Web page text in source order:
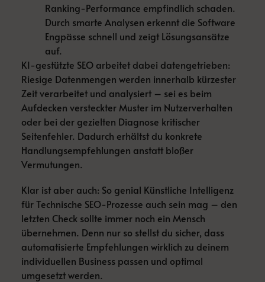
Ranking-Performance empfindlich schaden.
Durch smarte Analysen erkennt die Software
Engpässe schnell und zeigt Lösungsansätze
auf.
KI-gestützte SEO arbeitet dabei datengetrieben:
Riesige Datenmengen werden innerhalb kürzester
Zeit verarbeitet und analysiert – sei es beim
Aufdecken versteckter Muster im Nutzerverhalten
oder bei der gezielten Diagnose kritischer
Seitenfehler. Dadurch erhältst du konkrete
Handlungsempfehlungen anstatt bloßer
Vermutungen.
Klar ist aber auch: So genial Künstliche Intelligenz
für Technische SEO-Prozesse auch sein mag – den
letzten Check sollte immer noch ein Mensch
übernehmen. Denn nur so stellst du sicher, dass
automatisierte Empfehlungen wirklich zu deinem
individuellen Business passen und optimal
umgesetzt werden.